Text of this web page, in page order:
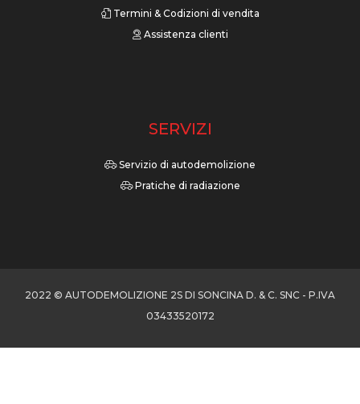
Termini & Codizioni di vendita
Assistenza clienti
SERVIZI
Servizio di autodemolizione
Pratiche di radiazione
2022 © AUTODEMOLIZIONE 2S DI SONCINA D. & C. SNC - P.IVA
03433520172